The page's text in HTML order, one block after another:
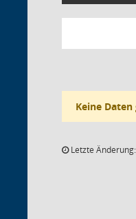
Keine
Letzte